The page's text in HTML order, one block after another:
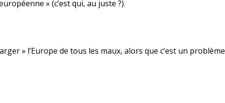
» (c’est qui, au juste ?).
» l’Europe de tous les maux, alors que c’est un problème